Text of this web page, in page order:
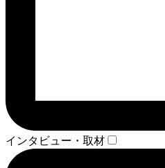
インタビュー・取材